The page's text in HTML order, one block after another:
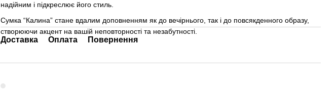
надійним і підкреслює його стиль.
Сумка “Калина” стане вдалим доповненням як до вечірнього, так і до повсякденного образу,
створюючи акцент на вашій неповторності та незабутності.
Доставка Оплата Повернення